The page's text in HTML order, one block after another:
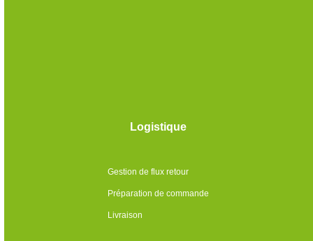
Logistique
Gestion de flux retour
Préparation de commande
Livraison